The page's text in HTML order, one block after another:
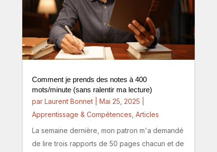
Comment je prends des notes à 400
mots/minute (sans ralentir ma lecture)
par Laurent Bonnet| Mai 25, 2025
Apprentissage & Compétences Articles
La semaine dernière, mon patron m'a demandé
de lire trois rapports de 50 pages chacun et de